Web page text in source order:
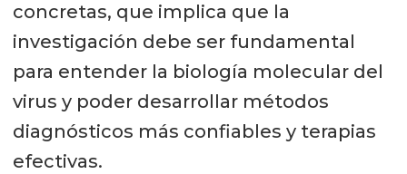
concretas, que implica que la
investigación debe ser fundamental
para entender la biología molecular del
virus y poder desarrollar métodos
diagnósticos más confiables y terapias
efectivas.